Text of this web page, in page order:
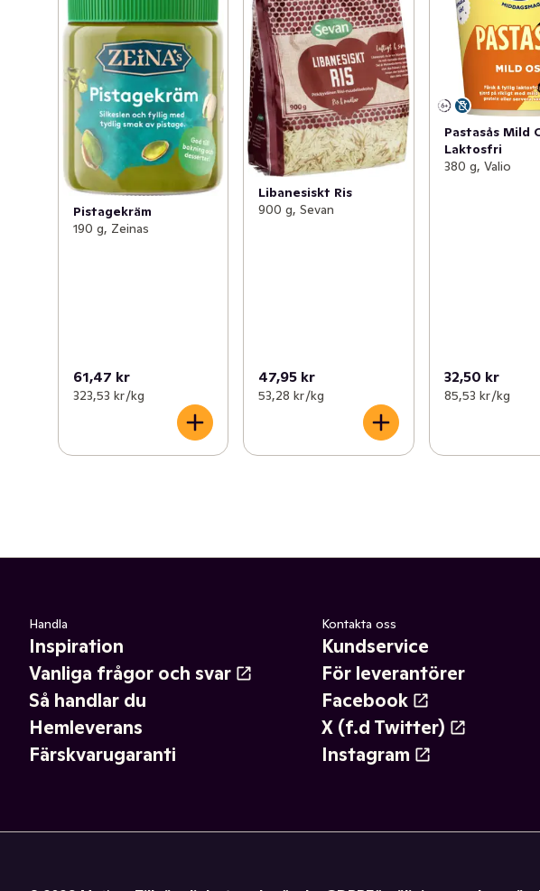
Pistagekräm
190 g, Zeinas
61,47 kr
323,53 kr /kg
Libanesiskt Ris
900 g, Sevan
47,95 kr
53,28 kr /kg
Pastasås Mild
Laktosfri
380 g, Valio
32,50 kr
85,53 kr /kg
Handla
Inspiration
Vanliga frågor och svar
Så handlar du
Hemleverans
Färskvarugaranti
Kontakta oss
Kundservice
För leverantörer
Facebook
X (f.d Twitter)
Instagram